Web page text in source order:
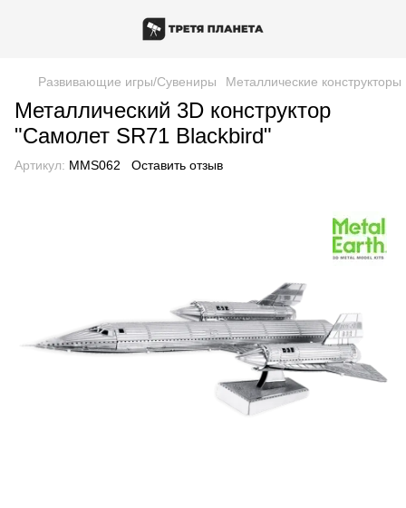
Развивающие игры/Сувениры Металлические
Металлический 3D конструктор
"Самолет SR71 Blackbird"
Артикул: MMS062 Оставить отзыв